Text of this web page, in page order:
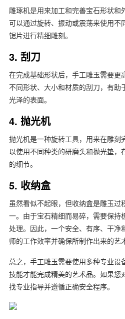
雕琢机是用来加工和完善宝石形状和
可以通过旋转、振动或震荡来使用不
锯片进行精细雕刻。
3. 刮刀
在完成基础形状后，手工雕玉需要更
不同形状、大小和材质的刮刀，有助
光泽的表面。
4. 抛光机
抛光机是一种旋转工具，用来在雕刻
以使用不同种类的研磨头和抛光垫，
的细节。
5. 收纳盒
虽然看似不起眼，但收纳盒是雕玉过
一。由于宝石精细而易碎，需要保持
处理。因此，一个安全、有序、干净
师的工作效率并确保所制作出来的艺
总之，手工雕玉需要使用多种专业设
技能才能完成精美的艺术品。如果您
找专业指导并遵循正确安全程序。